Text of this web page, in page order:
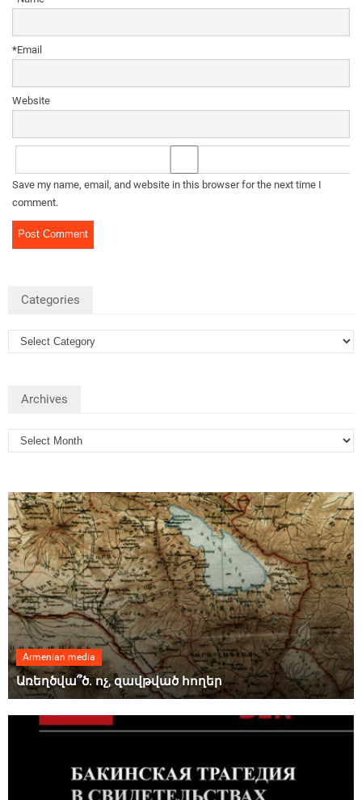
Email
*
Website
Save my name, email, and website in this browser for the next time I
comment.
Categories
Archives
Armenian media
Առեղծվա՞ծ. ոչ, զավթված հողեր